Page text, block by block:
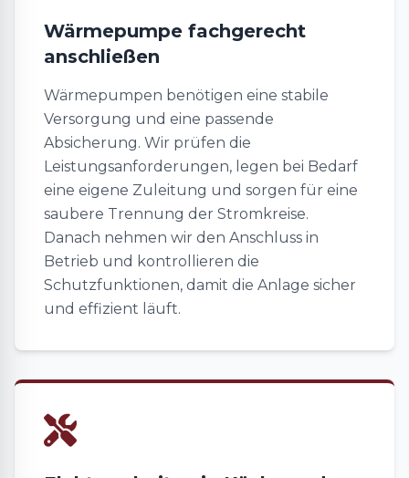
Wärmepumpe fachgerecht
anschließen
Wärmepumpen benötigen eine stabile
Versorgung und eine passende
Absicherung. Wir prüfen die
Leistungsanforderungen, legen bei Bedarf
eine eigene Zuleitung und sorgen für eine
saubere Trennung der Stromkreise.
Danach nehmen wir den Anschluss in
Betrieb und kontrollieren die
Schutzfunktionen, damit die Anlage sicher
und effizient läuft.